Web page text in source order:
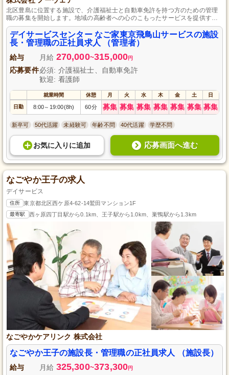
北区豊島に位置する施設で、介護福祉士と自動車免許を持つ方のための管理
職の募集を開始します。地域の高齢者への心のこもったサービスを提供する
と共に、スタッフのマネジメントや施設運営全般の経験を積む大きなチャン
スです。キャリアアップを目指し、チームと共に成長を実感できる環境で、
あなたも新たな一歩を踏み出しませんか？
デイサービスセンター なご家東京飛鳥山サービスの施設
長・管理職の正社員求人 （管理者）
給与 月給 270,000~315,000円
応募要件必須: 介護福祉士、自動車免許
歓迎: 看護師
就業時間 休憩 月 火 水 木 金 土 日
日勤 8:00～ 19:00(8h) 60分 募集 募集 募集 募集 募集 募集 募集
新卒可 50代活躍 未経験可 年齢不問 40代活躍 学歴不問
お気に入り に追加 応募画面へ進む
なごやか王子の求人
デイサービス
住所 東京都北区西ケ原4-62-14鷲田マンション1F
最寄駅 西ヶ原四丁目駅から0.1km、王子駅から1.0km、巣鴨駅から1.3km
なごやかケアリンク 株式会社
なごやか王子の施設長・管理職の正社員求人 （施設長）
給与 月給 325,300~373,300円